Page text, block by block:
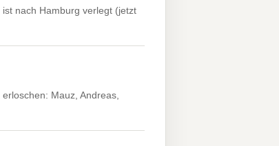
nach Hamburg verlegt (jetzt
Mauz, Andreas,